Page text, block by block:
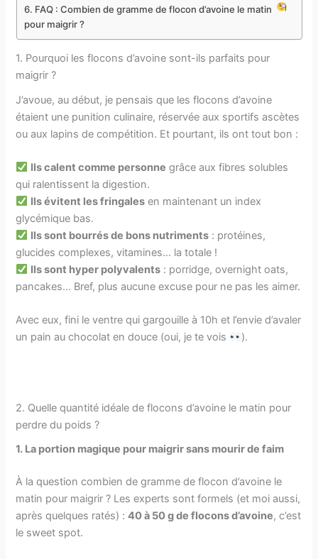
6. FAQ : Combien de gramme de flocon d’avoine le matin
pour maigrir​ ?
1. Pourquoi les flocons d’avoine sont-ils parfaits pour
maigrir ?
J’avoue, au début, je pensais que les flocons d’avoine
étaient une punition culinaire, réservée aux sportifs ascètes
ou aux lapins de compétition. Et pourtant, ils ont tout bon :
Ils calent comme personne grâce aux fibres solubles
qui ralentissent la digestion.
Ils évitent les fringales en maintenant un index
glycémique bas.
Ils sont bourrés de bons nutriments : protéines,
glucides complexes, vitamines… la totale !
Ils sont hyper polyvalents : porridge, overnight oats,
pancakes… Bref, plus aucune excuse pour ne pas les aimer.
Avec eux, fini le ventre qui gargouille à 10h et l’envie d’avaler
un pain au chocolat en douce (oui, je te vois
).
2. Quelle quantité idéale de flocons d’avoine le matin pour
perdre du poids ?
1. La portion magique pour maigrir sans mourir de faim
À la question combien de gramme de flocon d’avoine le
matin pour maigrir​ ? Les experts sont formels (et moi aussi,
après quelques ratés) :40 à 50 g de flocons d’avoine, c’est
le sweet spot.